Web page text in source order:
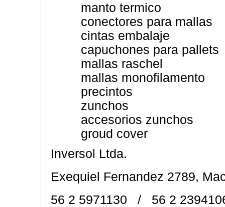
manto termico
conectores para mallas
cintas embalaje
capuchones para pallets
mallas raschel
mallas monofilamento
precintos
zunchos
accesorios zunchos
groud cover
Inversol Ltda.
Exequiel Fernandez 2789,
56 2 5971130 / 56 2